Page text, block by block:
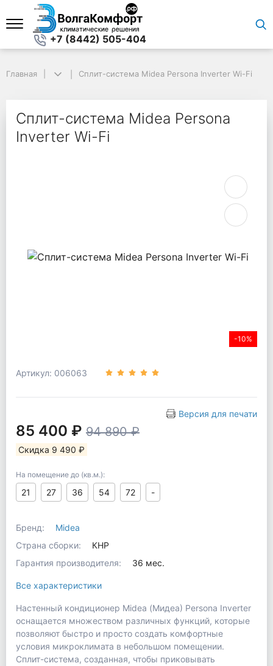
+7 (8442) 505-404
Сплит-система Midea Persona Inverter Wi-Fi
Главная Сплит-система Midea Persona Inverter Wi-Fi
Сплит-система Midea Persona
Inverter Wi-Fi
-10%
Артикул: 006063
Версия для печати
85 400 ₽ 94 890 ₽
Скидка 9 490 ₽
На помещение до (кв.м.):
21 27 36 54 72 -
Бренд:
Midea
Страна сборки:
КНР
Гарантия производителя:
36 мес.
Все характеристики
Настенный кондиционер Midea (Мидеа) Persona Inverter
оснащается множеством различных функций, которые
позволяют быстро и просто создать комфортные
условия микроклимата в небольшом помещении.
Сплит-система, созданная, чтобы приковывать